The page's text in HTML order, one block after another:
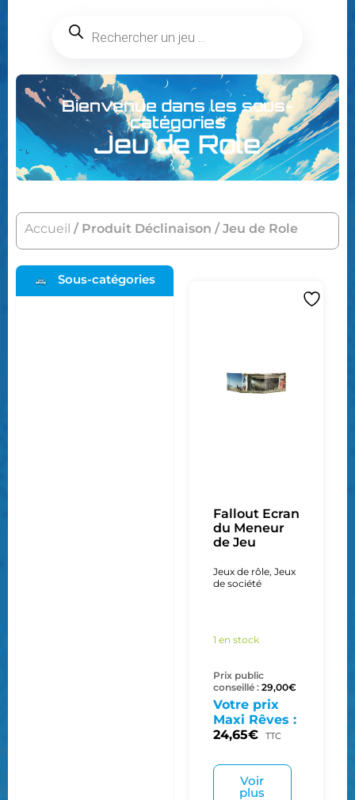
Bienvenue dans les sous-
catégories
Jeu de Role
Accueil / Produit Déclinaison / Jeu de Role
Sous-catégories
Fallout Ecran
du Meneur
de Jeu
Jeux de rôle, Jeux
de société
1 en stock
Prix public
conseillé : 29,00€
Votre prix
Maxi Rêves :
24,65€ TTC
Voir
plus